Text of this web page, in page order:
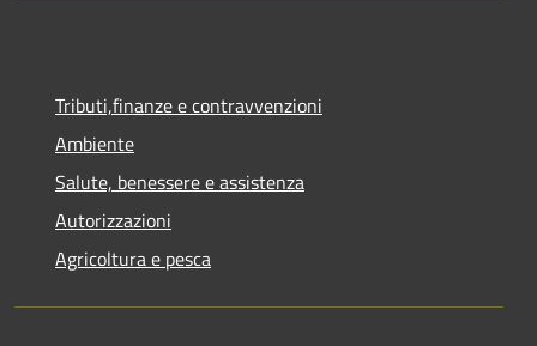
Tributi,finanze e contravvenzioni
Ambiente
Salute, benessere e assistenza
Autorizzazioni
Agricoltura e pesca